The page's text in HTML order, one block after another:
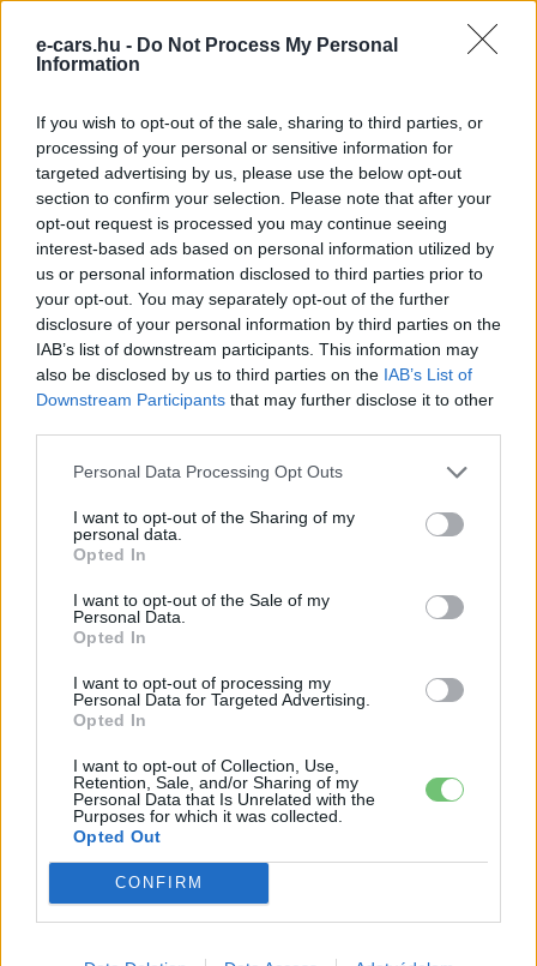
e-cars.hu - Do Not Process My Personal
Information
If you wish to opt-out of the sale, sharing to third parties, or
processing of your personal or sensitive information for
targeted advertising by us, please use the below opt-out
section to confirm your selection. Please note that after your
opt-out request is processed you may continue seeing
interest-based ads based on personal information utilized by
us or personal information disclosed to third parties prior to
your opt-out. You may separately opt-out of the further
disclosure of your personal information by third parties on the
IAB’s list of downstream participants. This information may
also be disclosed by us to third parties on the IAB’s List of
Downstream Participants that may further disclose it to other
Personal Data Processing Opt Outs
I want to opt-out of the Sharing of my
personal data.
Opted In
I want to opt-out of the Sale of my
Personal Data.
Opted In
I want to opt-out of processing my
Personal Data for Targeted Advertising.
Opted In
I want to opt-out of Collection, Use,
Retention, Sale, and/or Sharing of my
Personal Data that Is Unrelated with the
Purposes for which it was collected.
Opted Out
CONFIRM
A BMW 2 milliárd eurós akkumulátor-
ellátási üzletet jelentett be a
e-cars.hu - 2020-07-19 0 hozzászólás
Tesla Roadrunner projekt –
megkezdődik a saját fejlesztésű
akkumulátorok gyártása?
Gulyas Zsolt - 2020-07-01 0 hozzászólás
Megkezdődött az Xpeng P7 szedán
kiszállítása!
Eriqo - 2020-06-29 5 hozzászólás
A Tesla megkezdi az olcsóbb, kínai
Model 3-ak értékesítését
Gulyas Zsolt
Lítium-vas-foszfát akkumulátor a
Model 3-ban?
30 31 32
Kapcsolat - Médiaajánlat
Legutolsó postok